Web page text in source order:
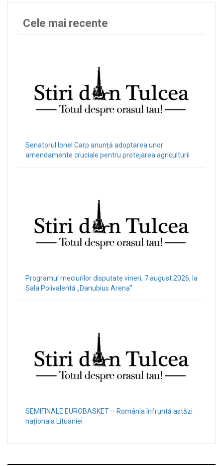
Cele mai recente
Senatorul Ionel Carp anunță adoptarea unor
amendamente cruciale pentru protejarea agriculturii
Programul meciurilor disputate vineri, 7 august 2026, la
Sala Polivalentă „Danubius Arena”
SEMIFINALE EUROBASKET – România înfruntă astăzi
naționala Lituaniei